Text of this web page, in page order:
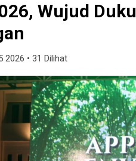
Wujud
2026 • 31 Dilihat